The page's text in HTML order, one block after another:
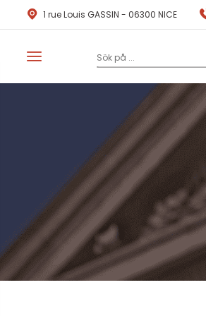
1 rue Louis GASSIN - 06300 NICE